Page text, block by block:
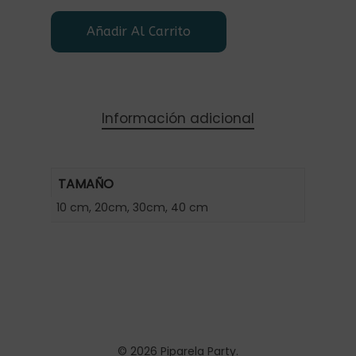
Añadir Al Carrito
Información adicional
TAMAÑO
10 cm, 20cm, 30cm, 40 cm
© 2026 Piparela Party.